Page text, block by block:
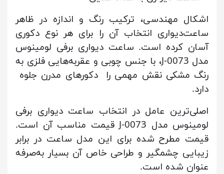
اشکال مهندسی، ترکیب رنگ و اندازه در ظاهر
ساعت‌دیواری انتخاب آن را برای هر نوع دکوری
آسان کرده است. ساعت دیواری برفی لومینوس
مدل J-0073، با جنس چوبی و عقربه‌هایی فلزی به
رنگ مشکی نقش مهمی را دکورهای مدرن جلوه
دارد.
اصلی‌ترین عامل در انتخاب ساعت دیواری برفی
لومینوس مدل J-0073 قیمت مناسب آن است.
قیمت مطرح شده برای این مدل ساعت در برابر
زیبایی چشمگیر و طراحی خاص آن بسیار به‌صرفه
عنوان شده است.